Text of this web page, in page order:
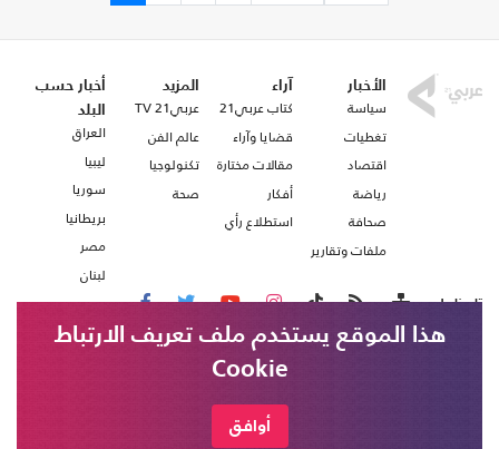
الأخبار
سياسة
تغطيات
اقتصاد
رياضة
صحافة
ملفات وتقارير
آراء
كتاب عربي21
قضايا وآراء
مقالات مختارة
أفكار
استطلاع رأي
المزيد
عربي21 TV
عالم الفن
تكنولوجيا
صحة
أخبار حسب
البلد
العراق
ليبيا
سوريا
بريطانيا
مصر
لبنان
تابعنا على
هذا الموقع يستخدم ملف تعريف الارتباط
Cookie
أوافق